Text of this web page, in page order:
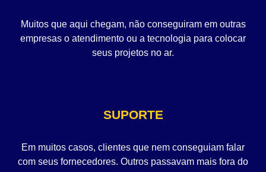
Muitos que aqui chegam, não conseguiram em outras
empresas o atendimento ou a tecnologia para colocar
seus projetos no ar.
SUPORTE
Em muitos casos, clientes que nem conseguiam falar
com seus fornecedores. Outros passavam mais fora do